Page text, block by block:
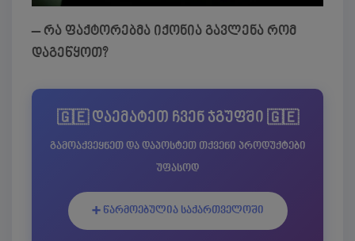
– რა ფაქტორებმა იქონია გავლენა რომ
დაგეწყოთ?
🇬🇪 დაემატეთ ჩვენ ჯგუფში 🇬🇪
გამოაქვეყნეთ და დაპოსტეთ თქვენი პროდუქტები
უფასოდ
➕ წარმოებულია საქართველოში